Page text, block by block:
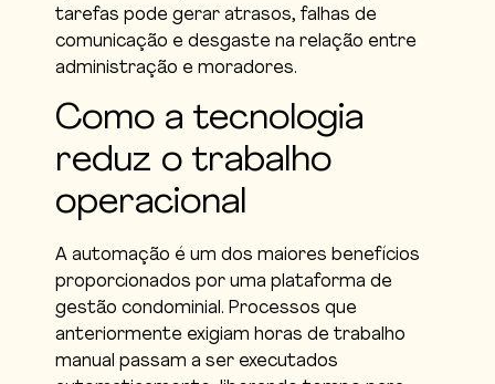
tarefas pode gerar atrasos, falhas de
comunicação e desgaste na relação entre
administração e moradores.
Como a tecnologia
reduz o trabalho
operacional
A automação é um dos maiores benefícios
proporcionados por uma plataforma de
gestão condominial. Processos que
anteriormente exigiam horas de trabalho
manual passam a ser executados